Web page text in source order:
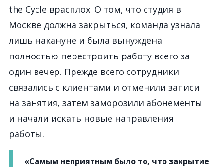
the Cycle врасплох. О том, что студия в
Москве должна закрыться, команда узнала
лишь накануне и была вынуждена
полностью перестроить работу всего за
один вечер. Прежде всего сотрудники
связались с клиентами и отменили записи
на занятия, затем заморозили абонементы
и начали искать новые направления
работы.
«Самым неприятным было то, что закрытие